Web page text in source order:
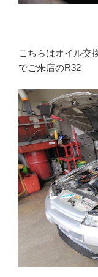
こちらはオイル交
でご来店のR32